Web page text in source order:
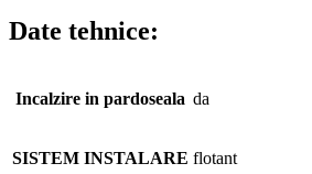
Date tehnice:
Incalzire in pardoseala da
SISTEM INSTALARE flotant